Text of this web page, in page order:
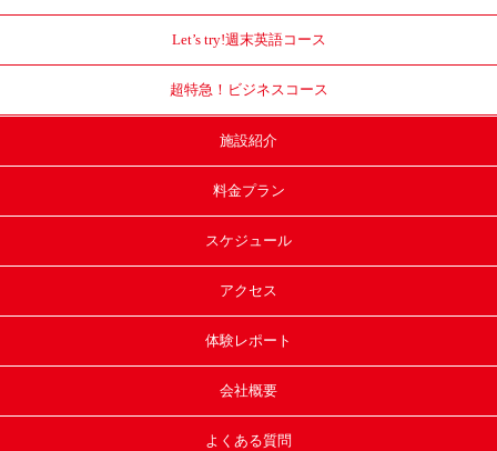
Let’s try!週末英語コース
超特急！ ビジネスコース
施設紹介
料金プラン
スケジュール
アクセス
体験レポート
会社概要
よくある質問